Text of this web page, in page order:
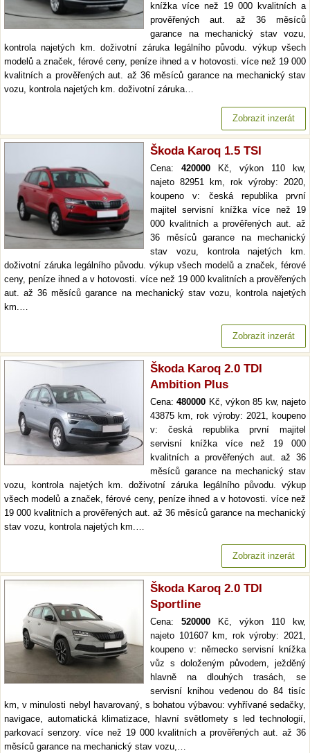
knížka více než 19 000 kvalitních a
prověřených aut. až 36 měsíců
garance na mechanický stav vozu,
kontrola najetých km. doživotní záruka legálního původu. výkup všech
modelů a značek, férové ceny, peníze ihned a v hotovosti. více než 19 000
kvalitních a prověřených aut. až 36 měsíců garance na mechanický stav
vozu, kontrola najetých km. doživotní záruka…
Zobrazit inzerát
Škoda Karoq 1.5 TSI
Cena: 420000 Kč, výkon 110 kw,
najeto 82951 km, rok výroby: 2020,
koupeno v: česká republika první
majitel servisní knížka více než 19
000 kvalitních a prověřených aut. až
36 měsíců garance na mechanický
stav vozu, kontrola najetých km.
doživotní záruka legálního původu. výkup všech modelů a značek, férové
ceny, peníze ihned a v hotovosti. více než 19 000 kvalitních a prověřených
aut. až 36 měsíců garance na mechanický stav vozu, kontrola najetých
km.…
Zobrazit inzerát
Škoda Karoq 2.0 TDI
Ambition Plus
Cena:480000 Kč, výkon 85 kw, najeto
43875 km, rok výroby: 2021, koupeno
v: česká republika první majitel
servisní knížka více než 19 000
kvalitních a prověřených aut. až 36
měsíců garance na mechanický stav
vozu, kontrola najetých km. doživotní záruka legálního původu. výkup
všech modelů a značek, férové ceny, peníze ihned a v hotovosti. více než
19 000 kvalitních a prověřených aut. až 36 měsíců garance na mechanický
stav vozu, kontrola najetých km.…
Zobrazit inzerát
Škoda Karoq 2.0 TDI
Sportline
Cena: 520000 Kč, výkon 110 kw,
najeto 101607 km, rok výroby: 2021,
koupeno v: německo servisní knížka
vůz s doloženým původem, ježděný
hlavně na dlouhých trasách, se
servisní knihou vedenou do 84 tisíc
km, v minulosti nebyl havarovaný, s bohatou výbavou: vyhřívané sedačky,
navigace, automatická klimatizace, hlavní světlomety s led technologií,
parkovací senzory. více než 19 000 kvalitních a prověřených aut. až 36
měsíců garance na mechanický stav vozu,…